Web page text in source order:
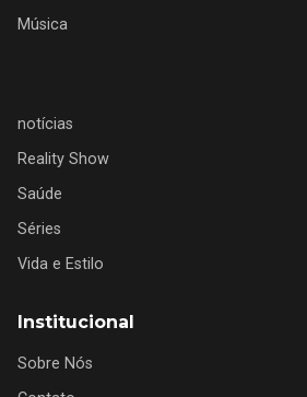
Música
notícias
Reality Show
Saúde
Séries
Vida e Estilo
Institucional
Sobre Nós